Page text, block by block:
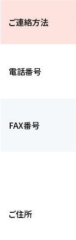
ご連絡方法
電話番号
FAX番号
ご住所